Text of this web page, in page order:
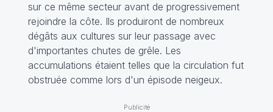
sur ce même secteur avant de progressivement
rejoindre la côte. Ils produiront de nombreux
dégâts aux cultures sur leur passage avec
d'importantes chutes de grêle. Les
accumulations étaient telles que la circulation fut
obstruée comme lors d'un épisode neigeux.